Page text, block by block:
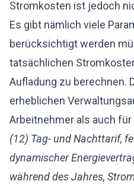
Stromkosten ist jedoch
Es gibt nämlich viele
berücksichtigt werden
tatsächlichen
Aufladung zu berechnen.
erheblichen
Arbeitnehmer als auch
(12) Tag- und Nachttarif,
dynamischer
während des Jahres,